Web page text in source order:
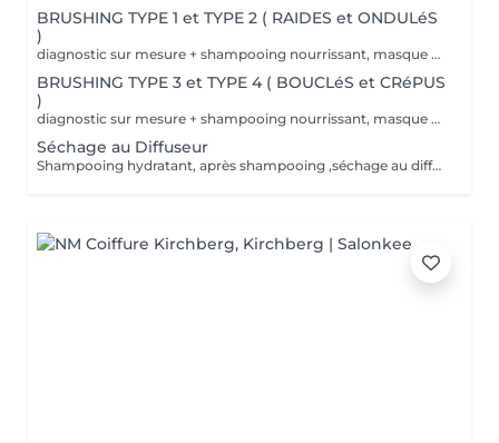
BRUSHING TYPE 1 et TYPE 2 ( RAIDES et ONDULéS
)
diagnostic sur mesure + shampooing nourrissant, masque hydratant ,coiffage sérum et fixation finale. Important: cheveux sans tresse ni noeuds à l'arrivée; tout noeuds ou tressage entraîne l'annulation et 50% de la prestation est retenu. Toute arrivée retardée de 15-30 minutes ou plus entraînera l'annulation automatique du rendez-vous.
BRUSHING TYPE 3 et TYPE 4 ( BOUCLéS et CRéPUS
)
diagnostic sur mesure + shampooing nourrissant, masque hydratant ,coiffage sérum et fixation finale. Important: cheveux sans tresse ni noeuds à l'arrivée; tout noeuds ou tressage entraîne l'annulation et 50% de la prestation est retenu. Toute arrivée retardée de 15-30 minutes ou plus entraînera l'annulation automatique du rendez-vous.
Séchage au Diffuseur
Shampooing hydratant, après shampooing ,séchage au diffuseur sérum et fixation finale. Important: cheveux sans tresse ni nud à l'arrivée; tout nud ou tressage entraîne l'annulation et 50% de la prestation est retenu. Toute arrivée retardée de 15-30 minutes ou plus entraînera l'annulation automatique du rendez-vous.